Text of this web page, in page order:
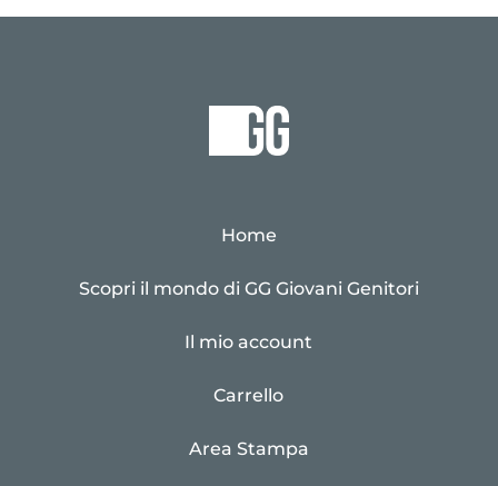
Home
Scopri il mondo di GG Giovani Genitori
Il mio account
Carrello
Area Stampa